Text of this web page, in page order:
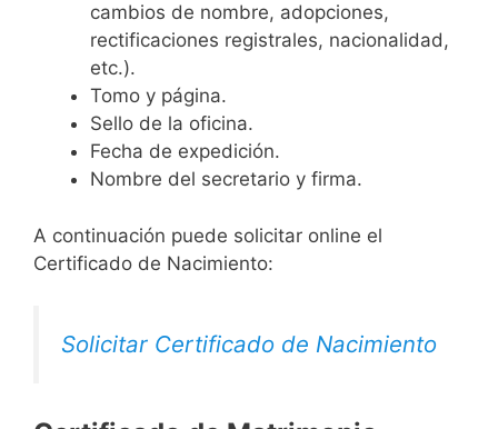
cambios de nombre, adopciones,
rectificaciones registrales, nacionalidad,
etc.).
Tomo y página.
Sello de la oficina.
Fecha de expedición.
Nombre del secretario y firma.
A continuación puede solicitar online el
Certificado de Nacimiento:
Solicitar Certificado de Nacimiento